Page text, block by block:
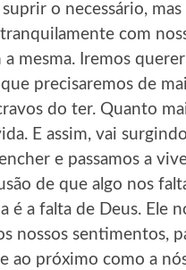
o necessário,
com
mesma. Iremos
precisaremos de
do ter. Quanto
E assim, vai
e passamos a
de que algo nos
é a falta de Deus. Ele
nossos sentimentos,
ao próximo como a